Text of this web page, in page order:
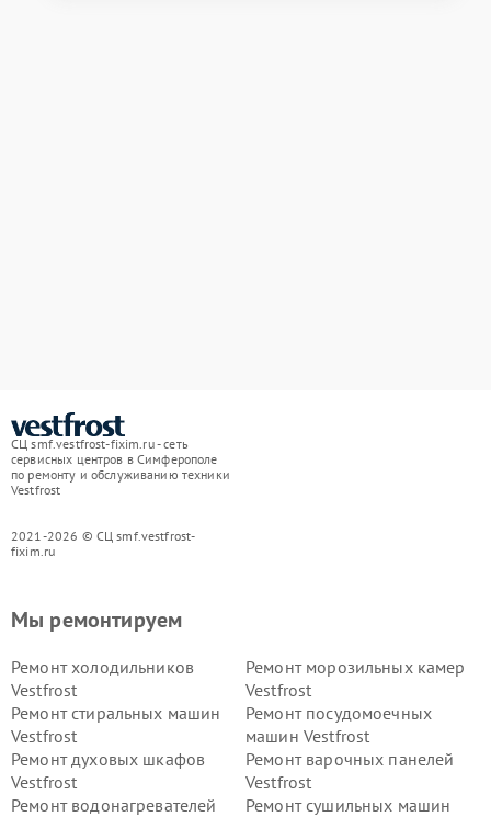
СЦ smf.vestfrost-fixim.ru - сеть
сервисных центров в Симферополе
по ремонту и обслуживанию техники
Vestfrost
2021-2026 © СЦ smf.vestfrost-
fixim.ru
Мы ремонтируем
Ремонт холодильников
Vestfrost
Ремонт морозильных камер
Vestfrost
Ремонт стиральных машин
Vestfrost
Ремонт посудомоечных
машин Vestfrost
Ремонт духовых шкафов
Vestfrost
Ремонт варочных панелей
Vestfrost
Ремонт водонагревателей
Ремонт сушильных машин